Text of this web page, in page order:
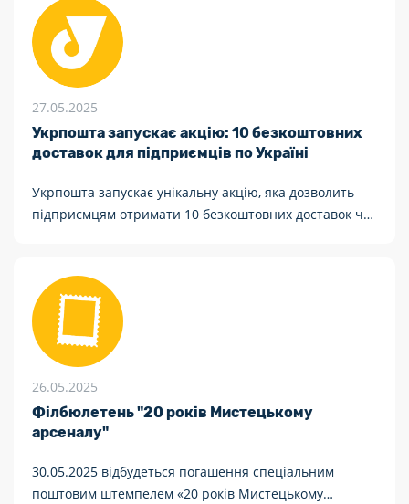
27.05.2025
Укрпошта запускає акцію: 10 безкоштовних
доставок для підприємців по Україні
Укрпошта запускає унікальну акцію, яка дозволить
підприємцям отримати 10 безкоштовних доставок чи
26.05.2025
Філбюлетень "20 років Мистецькому
арсеналу"
30.05.2025 відбудеться погашення спеціальним
поштовим штемпелем «20 років Мистецькому